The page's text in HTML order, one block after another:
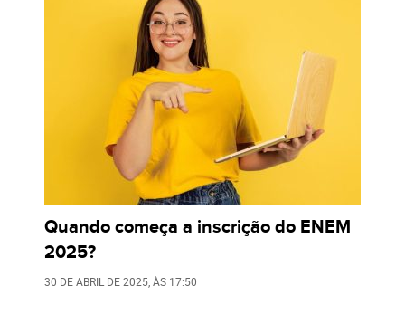
Quando começa a inscrição do ENEM
2025?
30 DE ABRIL DE 2025 , ÀS 17:50